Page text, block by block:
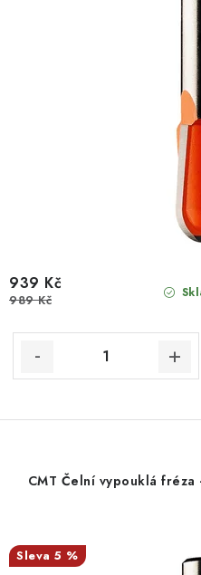
939 Kč
989 Kč
CMT Čelní vypouklá fréza
5 %